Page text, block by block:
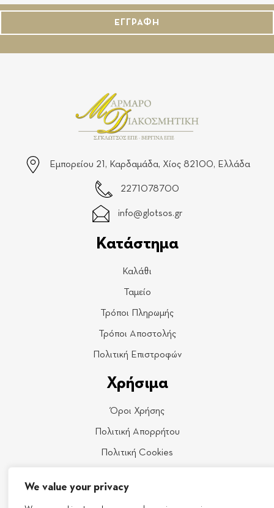
We value your privacy
ΕΓΓΡΑΦΗ
Εμπορείου 21, Καρδαμάδα, Χίος 82100, Ελλάδα
2271078700
info@glotsos.gr
Κατάστημα
Καλάθι
Ταμείο
Τρόποι Πληρωμής
Τρόποι Αποστολής
Πολιτική Επιστροφών
Χρήσιμα
Όροι Χρήσης
Πολιτική Απορρήτου
Πολιτική Cookies